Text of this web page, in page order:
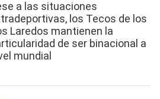
a las situaciones
los Tecos de los
Laredos mantienen la
de ser binacional a
mundial